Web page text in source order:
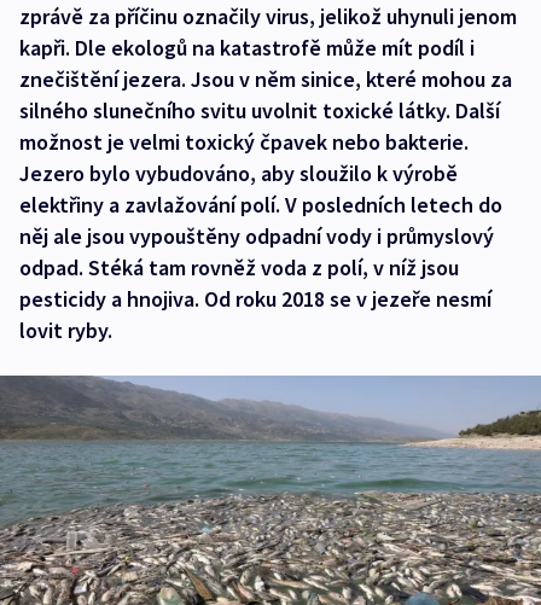
zprávě za příčinu označily virus, jelikož uhynuli jenom
kapři. Dle ekologů na katastrofě může mít podíl i
znečištění jezera. Jsou v něm sinice, které mohou za
silného slunečního svitu uvolnit toxické látky. Další
možnost je velmi toxický čpavek nebo bakterie.
Jezero bylo vybudováno, aby sloužilo k výrobě
elektřiny a zavlažování polí. V posledních letech do
něj ale jsou vypouštěny odpadní vody i průmyslový
odpad. Stéká tam rovněž voda z polí, v níž jsou
pesticidy a hnojiva. Od roku 2018 se v jezeře nesmí
lovit ryby.